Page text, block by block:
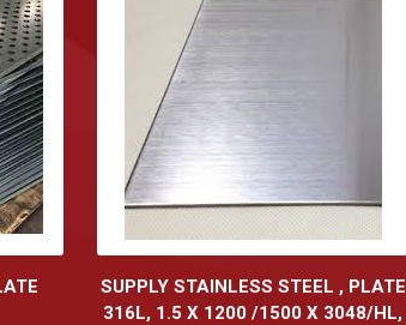
SUPPLY STAINLESS STEEL , PLATE
316L, 1.5 X 1200 /1500 X 3048/HL,